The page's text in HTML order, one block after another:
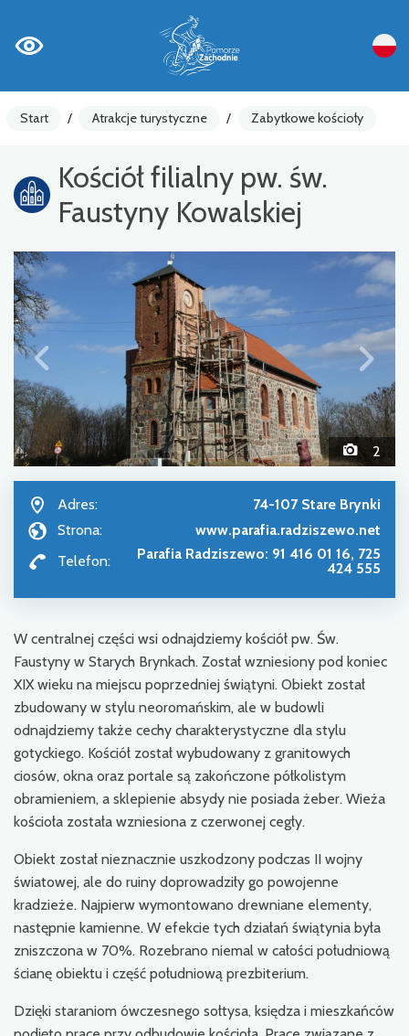
Start / Atrakcje turystyczne / Zabytkowe kościoły
Kościół filialny pw. św.
Faustyny Kowalskiej
2
Adres:
74-107 Stare Brynki
Strona:
www.parafia.radziszewo.net
Telefon:
Parafia Radziszewo: 91 416 01 16, 725
424 555
W centralnej części wsi odnajdziemy kościół pw. Św.
Faustyny w Starych Brynkach. Został wzniesiony pod koniec
XIX wieku na miejscu poprzedniej świątyni. Obiekt został
zbudowany w stylu neoromańskim, ale w budowli
odnajdziemy także cechy charakterystyczne dla stylu
gotyckiego. Kościół został wybudowany z granitowych
ciosów, okna oraz portale są zakończone półkolistym
obramieniem, a sklepienie absydy nie posiada żeber. Wieża
kościoła została wzniesiona z czerwonej cegły.
Obiekt został nieznacznie uszkodzony podczas II wojny
światowej, ale do ruiny doprowadziły go powojenne
kradzieże. Najpierw wymontowano drewniane elementy,
następnie kamienne. W efekcie tych działań świątynia była
zniszczona w 70%. Rozebrano niemal w całości południową
ścianę obiektu i część południową prezbiterium.
Dzięki staraniom ówczesnego sołtysa, księdza i mieszkańców